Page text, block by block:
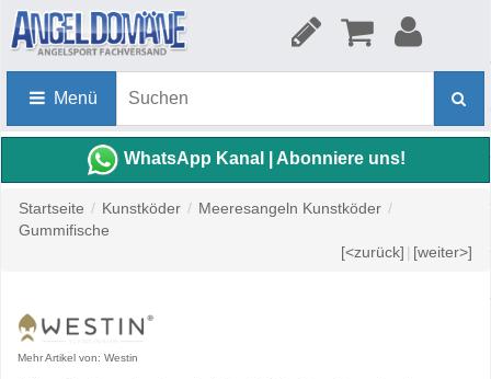
Menü
WhatsApp Kanal | Abonniere uns!
Startseite / Kunstköder / Meeresangeln Kunstköder /
Gummifische
[<zurück] | [weiter>]
Mehr Artikel von: Westin